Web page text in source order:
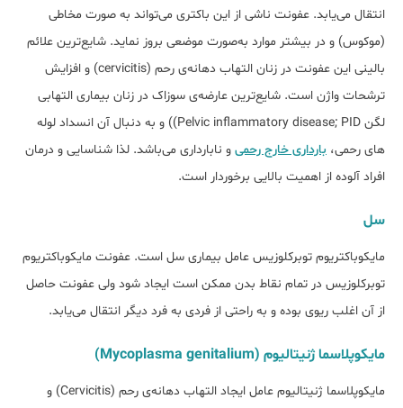
انتقال ­می‌یابد. عفونت ناشی از اين باکتری می­‌تواند به‌ صورت مخاطی
(موکوس) و در بیشتر موارد به‌صورت موضعی بروز نماید. شايع‌ترين علائم
بالينی اين عفونت در زنان التهاب دهانه‌ی رحم (cervicitis) و افزايش
ترشحات واژن است. شايع‌ترين عارضه‌ی سوزاک در زنان بيماری التهابی
لگن Pelvic inflammatory disease; PID)) و به ­‌دنبال آن انسداد لوله­‌
های رحمی، بارداری خارج رحمی و نابارداری می‌باشد. لذا شناسایی و درمان
افراد آلوده از اهميت بالایی برخوردار است.
سل
مايکوباکتريوم توبرکلوزيس عامل بیماری سل است. عفونت مايکوباکتريوم
توبرکلوزيس در تمام نقاط بدن ممکن است ايجاد شود ولی عفونت حاصل
از آن اغلب ريوی بوده و به ‌راحتی از فردی به فرد ديگر انتقال می‌يابد.
مايکوپلاسما ژنيتاليوم (Mycoplasma genitalium)
مايکوپلاسما ژنيتاليوم عامل ايجاد التهاب دهانه‌ی رحم (Cervicitis) و